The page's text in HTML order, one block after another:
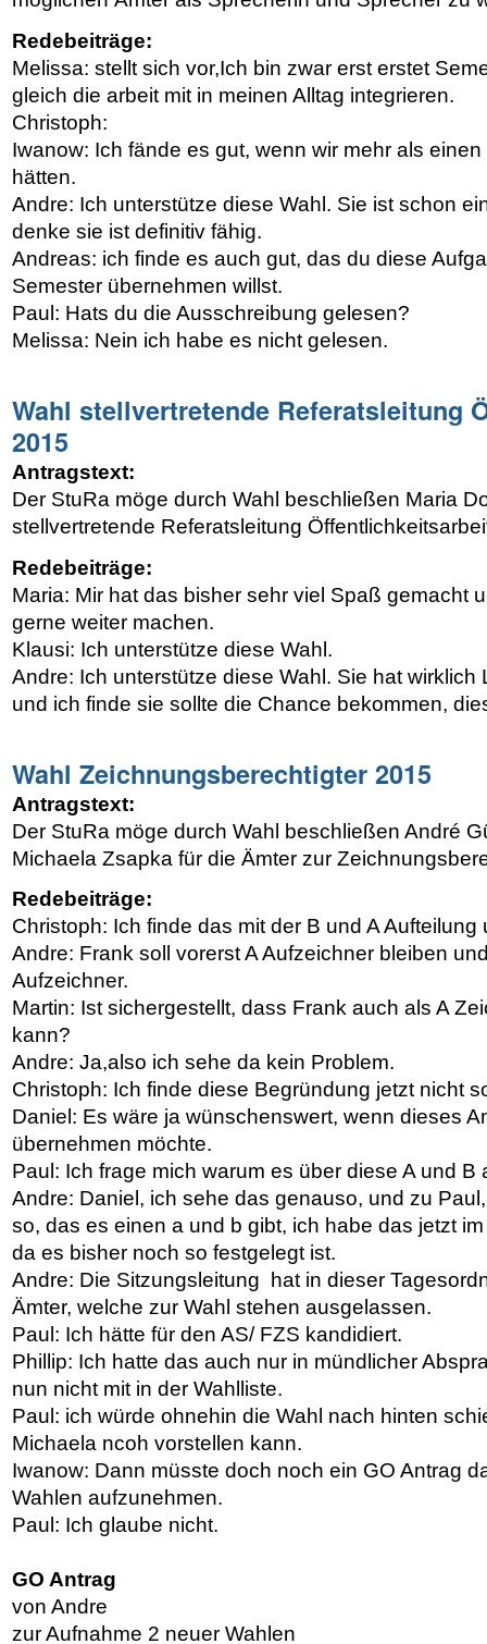
Redebeiträge:
Melissa: stellt sich vor,Ich bin zwar erst erstet
gleich die arbeit mit in meinen Alltag integrieren.
Christoph:
Iwanow: Ich fände es gut, wenn wir mehr als
hätten.
Andre: Ich unterstütze diese Wahl. Sie ist schon
denke sie ist definitiv fähig.
Andreas: ich finde es auch gut, das du diese
Semester übernehmen willst.
Paul: Hats du die Ausschreibung gelesen?
Melissa: Nein ich habe es nicht gelesen.
Wahl stellvertretende Referatsleitung
2015
Antragstext:
Der StuRa möge durch Wahl beschließen Maria
stellvertretende Referatsleitung
Redebeiträge:
Maria: Mir hat das bisher sehr viel Spaß gemacht
gerne weiter machen.
Klausi: Ich unterstütze diese Wahl.
Andre: Ich unterstütze diese Wahl. Sie hat
und ich finde sie sollte die Chance bekommen,
Wahl Zeichnungsberechtigter 2015
Antragstext:
Der StuRa möge durch Wahl beschließen André
Michaela Zsapka für die Ämter zur
Redebeiträge:
Christoph: Ich finde das mit der B und A Aufteilung
Andre: Frank soll vorerst A Aufzeichner bleiben
Aufzeichner.
Martin: Ist sichergestellt, dass Frank auch als A
kann?
Andre: Ja,also ich sehe da kein Problem.
Christoph: Ich finde diese Begründung jetzt nicht
Daniel: Es wäre ja wünschenswert, wenn dieses
übernehmen möchte.
Paul: Ich frage mich warum es über diese A und B
Andre: Daniel, ich sehe das genauso, und zu
so, das es einen a und b gibt, ich habe das jetzt
da es bisher noch so festgelegt ist.
Andre: Die Sitzungsleitung hat in dieser
Ämter, welche zur Wahl stehen ausgelassen.
Paul: Ich hätte für den AS/ FZS kandidiert.
Phillip: Ich hatte das auch nur in mündlicher
nun nicht mit in der Wahlliste.
Paul: ich würde ohnehin die Wahl nach hinten
Michaela ncoh vorstellen kann.
Iwanow: Dann müsste doch noch ein GO Antrag
Wahlen aufzunehmen.
Paul: Ich glaube nicht.
GO Antrag
von Andre
zur Aufnahme 2 neuer Wahlen